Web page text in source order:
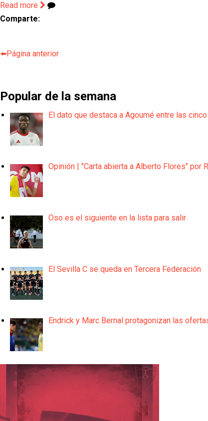
Read more
Comparte:
⬅️Página anterior
Popular de la semana
El dato que destaca a Agoumé entre las
Opinión | "Carta abierta a Alberto Flores" por
Oso es el siguiente en la lista para salir
El Sevilla C se queda en Tercera Federación
Endrick y Marc Bernal protagonizan las